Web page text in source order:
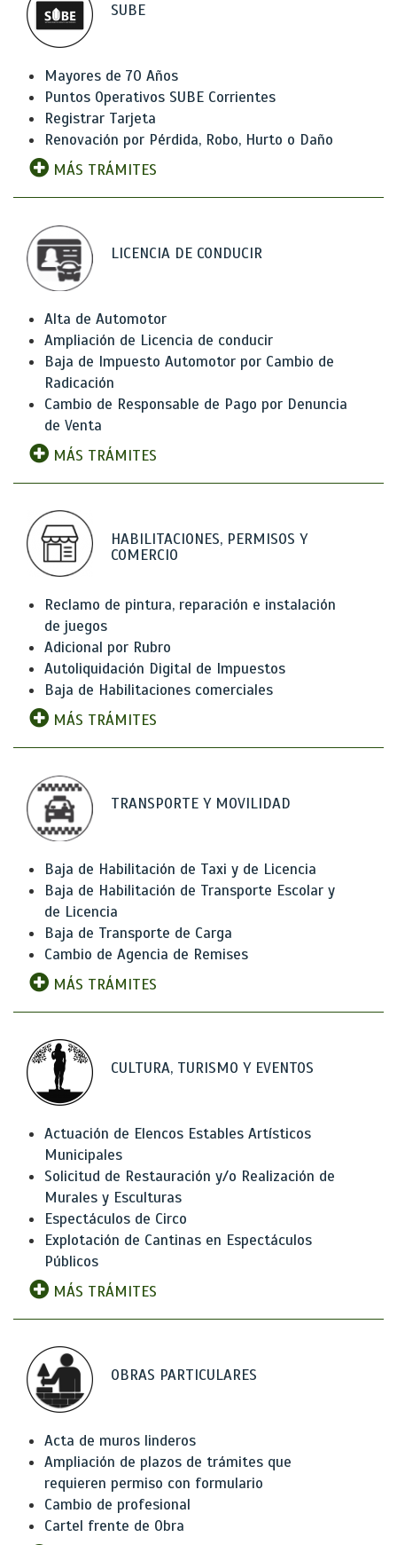
SUBE
Mayores de 70 Años
Puntos Operativos SUBE Corrientes
Registrar Tarjeta
Renovación por Pérdida, Robo, Hurto o Daño
MÁS TRÁMITES
LICENCIA DE CONDUCIR
Alta de Automotor
Ampliación de Licencia de conducir
Baja de Impuesto Automotor por Cambio de
Radicación
Cambio de Responsable de Pago por Denuncia
de Venta
MÁS TRÁMITES
HABILITACIONES, PERMISOS Y
COMERCIO
Reclamo de pintura, reparación e instalación
de juegos
Adicional por Rubro
Autoliquidación Digital de Impuestos
Baja de Habilitaciones comerciales
MÁS TRÁMITES
TRANSPORTE Y MOVILIDAD
Baja de Habilitación de Taxi y de Licencia
Baja de Habilitación de Transporte Escolar y
de Licencia
Baja de Transporte de Carga
Cambio de Agencia de Remises
MÁS TRÁMITES
CULTURA, TURISMO Y EVENTOS
Actuación de Elencos Estables Artísticos
Municipales
Solicitud de Restauración y/o Realización de
Murales y Esculturas
Espectáculos de Circo
Explotación de Cantinas en Espectáculos
Públicos
MÁS TRÁMITES
OBRAS PARTICULARES
Acta de muros linderos
Ampliación de plazos de trámites que
requieren permiso con formulario
Cambio de profesional
Cartel frente de Obra